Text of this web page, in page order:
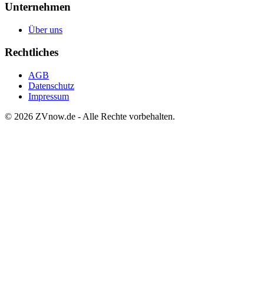
Unternehmen
Über uns
Rechtliches
AGB
Datenschutz
Impressum
© 2026 ZVnow.de - Alle Rechte vorbehalten.